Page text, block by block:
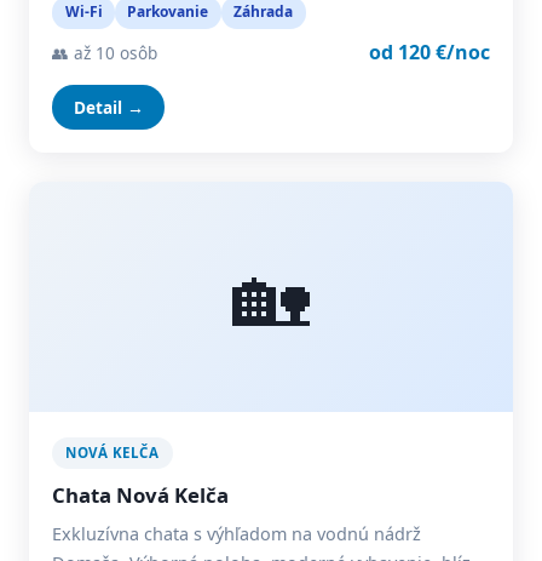
Wi-Fi Parkovanie Záhrada
👥 až 10 osôb od 120 €/noc
Detail →
🏡
NOVÁ KELČA
Chata Nová Kelča
Exkluzívna chata s výhľadom na vodnú nádrž